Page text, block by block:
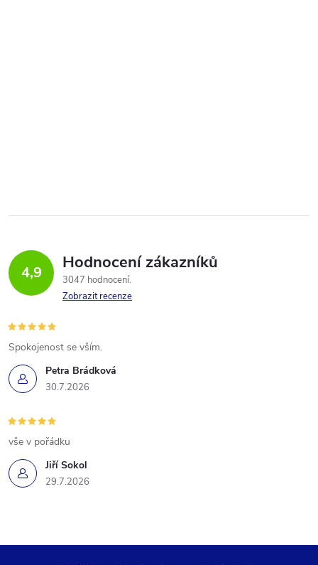
4,9 Hodnocení zákazníků
3047 hodnocení
Zobrazit recenze
Petra Brádková
30.7.2026
Spokojenost se vším.
Jiří Sokol
29.7.2026
vše v pořádku